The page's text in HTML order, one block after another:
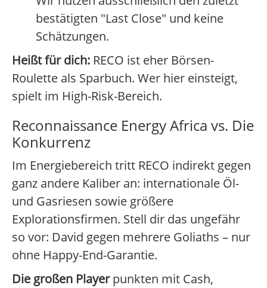
bestätigten "Last Close" und keine
Schätzungen.
Heißt für dich: RECO ist eher Börsen-
Roulette als Sparbuch. Wer hier einsteigt,
spielt im High-Risk-Bereich.
Reconnaissance Energy Africa vs. Die
Konkurrenz
Im Energiebereich tritt RECO indirekt gegen
ganz andere Kaliber an: internationale Öl-
und Gasriesen sowie größere
Explorationsfirmen. Stell dir das ungefähr
so vor: David gegen mehrere Goliaths – nur
ohne Happy-End-Garantie.
Die großen Playerpunkten mit Cash,